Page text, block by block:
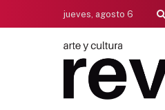
jueves, agosto 6